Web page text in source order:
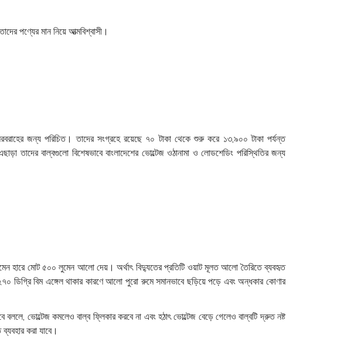
পণ্যের মান নিয়ে আত্মবিশ্বাসী।
জন্য পরিচিত। তাদের সংগ্রহে রয়েছে ৭০ টাকা থেকে শুরু করে ১৩,৯০০ টাকা পর্যন্ত
তাদের বাল্বগুলো বিশেষভাবে বাংলাদেশের ভোল্টেজ ওঠানামা ও লোডশেডিং পরিস্থিতির জন্য
হারে মোট ৫০০ লুমেন আলো দেয়। অর্থাৎ বিদ্যুতের প্রতিটি ওয়াট মূলত আলো তৈরিতে ব্যবহৃত
বিম এঙ্গেল থাকার কারণে আলো পুরো রুমে সমানভাবে ছড়িয়ে পড়ে এবং অন্ধকার কোণার
ভোল্টেজ কমলেও বাল্ব ফ্লিকার করবে না এবং হঠাৎ ভোল্টেজ বেড়ে গেলেও বাল্বটি দ্রুত নষ্ট
করা যাবে।